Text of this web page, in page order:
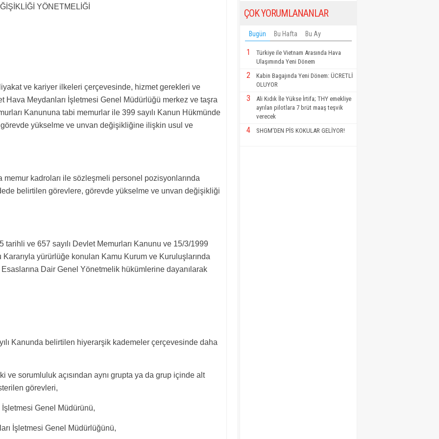
YÖNETMELİĞİ
ve kariyer ilkeleri çerçevesinde, hizmet gerekleri ve
Hava Meydanları İşletmesi Genel Müdürlüğü merkez ve taşra
Kanununa tabi memurlar ile 399 sayılı Kanun Hükmünde
yükselme ve unvan değişikliğine ilişkin usul ve
kadroları ile sözleşmeli personel pozisyonlarında
belirtilen görevlere, görevde yükselme ve unvan değişikliği
tarihli ve 657 sayılı Devlet Memurları Kanunu ve 15/3/1999
yürürlüğe konulan Kamu Kurum ve Kuruluşlarında
Dair Genel Yönetmelik hükümlerine dayanılarak
Kanunda belirtilen hiyerarşik kademeler çerçevesinde daha
ve sorumluluk açısından aynı grupta ya da grup içinde alt
görevleri,
Genel Müdürünü,
İşletmesi Genel Müdürlüğünü,
ÇOK YORUMLANANLAR
Bugün Bu Hafta Bu Ay
1
Türkiye ile Vietnam Arasında Hava
Ulaşımında Yeni Dönem
2
Kabin Bagajında Yeni Dönem: ÜCRETLİ
OLUYOR
3
Ali Kıdık İle Yükse İrtifa; THY emekliye
ayrılan pilotlara 7 brüt maaş teşvik
verecek
4 SHGM'DEN PİS KOKULAR GELİYOR!